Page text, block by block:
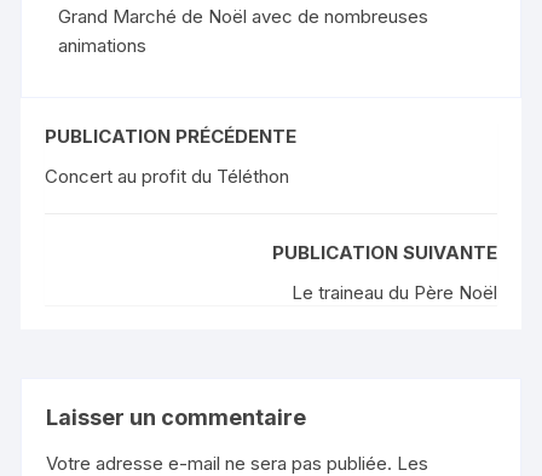
Grand Marché de Noël avec de nombreuses
animations
PUBLICATION PRÉCÉDENTE
Concert au profit du Téléthon
PUBLICATION SUIVANTE
Le traineau du Père Noël
Laisser un commentaire
Votre adresse e-mail ne sera pas publiée. Les